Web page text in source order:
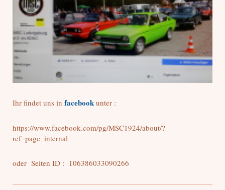
Ihr findet uns in facebook unter :
https://www.facebook.com/pg/MSC1924/about/?
ref=page_internal
oder Seiten ID : 106386033090266